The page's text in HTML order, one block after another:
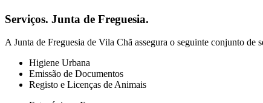
Serviços. Junta de Freguesia.
A Junta de Freguesia de Vila Chã assegura o seguinte conjunto de
Higiene Urbana
Emissão de Documentos
Registo e Licenças de Animais